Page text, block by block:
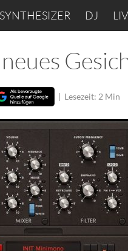
SYNTHESIZER DJ
| Lesezeit: 2 Min